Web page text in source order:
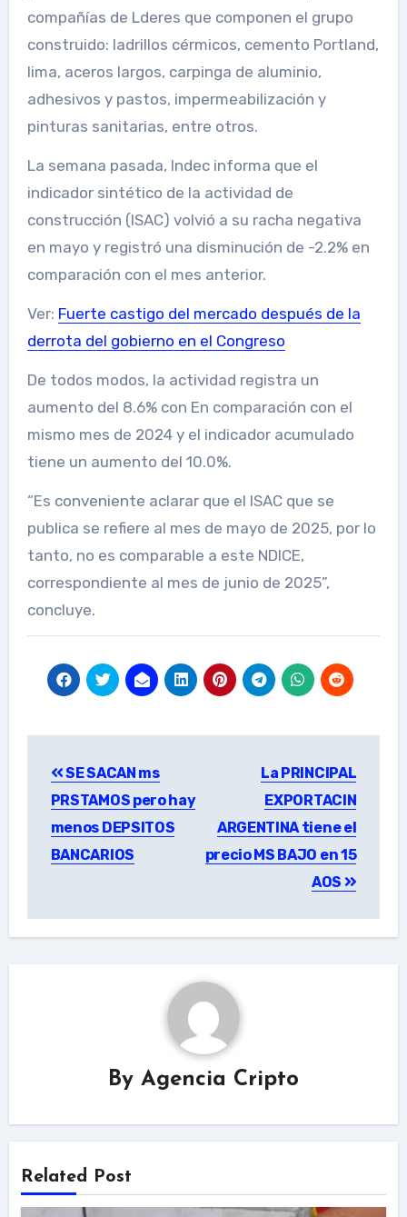
compañías de Lderes que componen el grupo
construido: ladrillos cérmicos, cemento Portland,
lima, aceros largos, carpinga de aluminio,
adhesivos y pastos, impermeabilización y
pinturas sanitarias, entre otros.
La semana pasada, Indec informa que el
indicador sintético de la actividad de
construcción (ISAC) volvió a su racha negativa
en mayo y registró una disminución de -2.2% en
comparación con el mes anterior.
Ver: Fuerte castigo del mercado después de la
derrota del gobierno en el Congreso
De todos modos, la actividad registra un
aumento del 8.6% con En comparación con el
mismo mes de 2024 y el indicador acumulado
tiene un aumento del 10.0%.
“Es conveniente aclarar que el ISAC que se
publica se refiere al mes de mayo de 2025, por lo
tanto, no es comparable a este NDICE,
correspondiente al mes de junio de 2025”,
concluye.
navigation
SE SACAN ms
PRSTAMOS pero hay
menos DEPSITOS
BANCARIOS
La PRINCIPAL
EXPORTACIN
ARGENTINA tiene el
precio MS BAJO en 15
AOS
By Agencia Cripto
Related Post